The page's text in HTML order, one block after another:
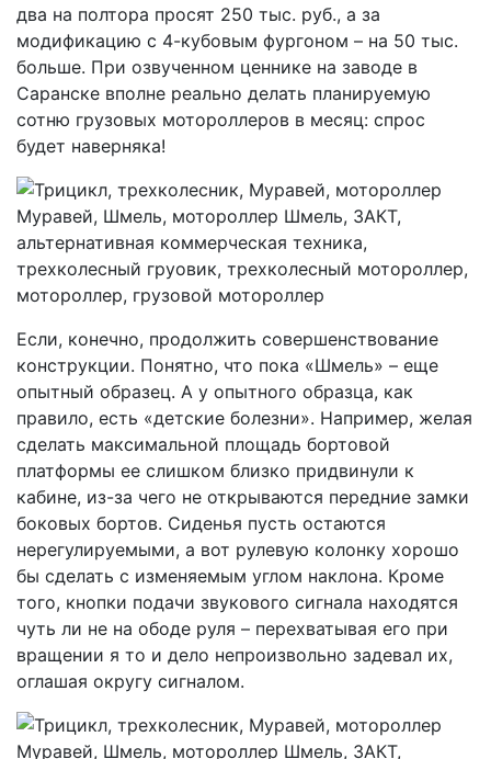
два на полтора просят 250 тыс. руб., а за
модификацию с 4-кубовым фургоном – на 50 тыс.
больше. При озвученном ценнике на заводе в
Саранске вполне реально делать планируемую
сотню грузовых мотороллеров в месяц: спрос
будет наверняка!
Если, конечно, продолжить совершенствование
конструкции. Понятно, что пока «Шмель» – еще
опытный образец. А у опытного образца, как
правило, есть «детские болезни». Например, желая
сделать максимальной площадь бортовой
платформы ее слишком близко придвинули к
кабине, из-за чего не открываются передние замки
боковых бортов. Сиденья пусть остаются
нерегулируемыми, а вот рулевую колонку хорошо
бы сделать с изменяемым углом наклона. Кроме
того, кнопки подачи звукового сигнала находятся
чуть ли не на ободе руля – перехватывая его при
вращении я то и дело непроизвольно задевал их,
оглашая округу сигналом.